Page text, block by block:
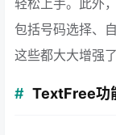
包括号码选择、
这些都大大增强
TextFree功